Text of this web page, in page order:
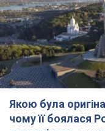
2 часа назад 4,4 т.
Олександру
відомо про трьох
символа 90-х та
За розвитком кар'єри
особисте щастя
7 часов назад